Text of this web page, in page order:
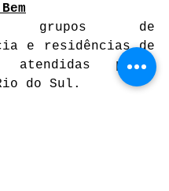
grupos de
e residências de
atendidas pelos
do Sul.